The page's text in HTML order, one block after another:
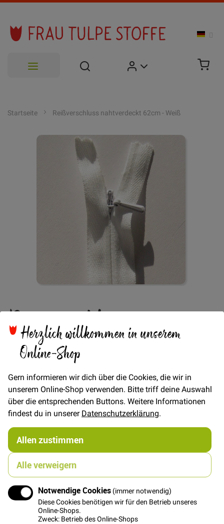
Herzlich willkommen in unserem
Online-Shop
Gern informieren wir dich über die Cookies, die wir in
unserem Online-Shop verwenden. Bitte triff deine Auswahl
über die entsprechenden Buttons. Weitere Informationen
findest du in unsererDatenschutzerklärung.
Allen zustimmen
Alle verweigern
Notwendige Cookies (immer notwendig)
Diese Cookies benötigen wir für den Betrieb unseres
Online-Shops.
Zweck: Betrieb des Online-Shops
Startseite Reißverschluss nahtverdeckt 62cm - Weiß
der
Bildgalerie
springen
Reißverschluss
nahtverdeckt 62cm -
Weiß
VerfügbarkeitAuf Lager
5,00 €
STÜCK
In den Warenkorb